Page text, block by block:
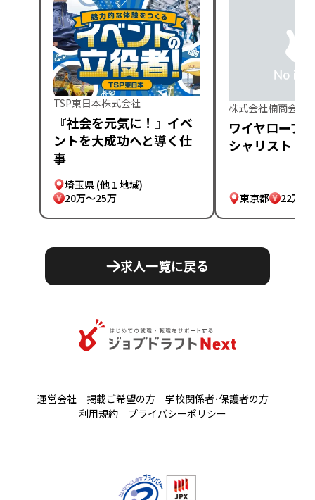
TSP東日本株式会社
『社会を元気に！』イベ
ントを大成功へと導く仕
事
埼玉県 (他 1 地域)
20万～25万
株式会社楠商会
ワイヤロープ
シャリスト
東京都 22万～
求人一覧に戻る
運営会社 掲載ご希望の方
学校関係者･保護者の方
利用規約
プライバシーポリシー